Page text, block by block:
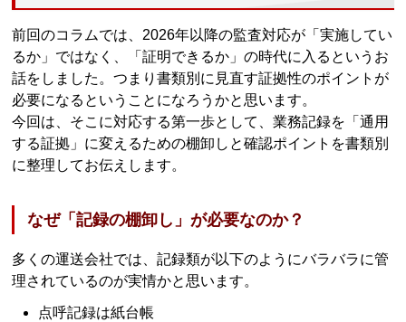
前回のコラムでは、2026年以降の監査対応が「実施してい
るか」ではなく、「証明できるか」の時代に入るというお
話をしました。つまり書類別に見直す証拠性のポイントが
必要になるということになろうかと思います。
今回は、そこに対応する第一歩として、業務記録を「通用
する証拠」に変えるための棚卸しと確認ポイントを書類別
に整理してお伝えします。
なぜ「記録の棚卸し」が必要なのか？
多くの運送会社では、記録類が以下のようにバラバラに管
理されているのが実情かと思います。
点呼記録は紙台帳